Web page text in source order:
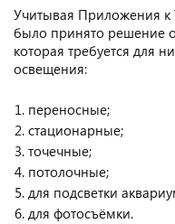
Учитывая Приложения к
было принято решение
которая требуется для
освещения:
переносные;
стационарные;
точечные;
потолочные;
для подсветки
для фотосъёмки.